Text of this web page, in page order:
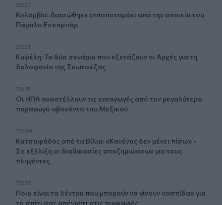
23:27
Κολομβία: Διασώθηκε ιπποποταμάκι από την αποικία του
Πάμπλο Εσκομπάρ
23:21
Κυψέλη: Τα δύο σενάρια που εξετάζουν οι Αρχές για τη
δολοφονία της Σκωτσέζας
23:15
Οι ΗΠΑ αναστέλλουν τις εισαγωγές από τον μεγαλύτερο
παραγωγό αβοκάντο του Μεξικού
23:09
Κατσαφάδος από τα Βίλια: «Κανένας δεν μένει πίσω» -
Σε εξέλιξη οι διαδικασίες αποζημιώσεων για τους
πληγέντες
23:03
Ποια είναι τα δέντρα που μπορούν να γίνουν «ασπίδα» για
το σπίτι σας απέναντι στις πυρκαγιές